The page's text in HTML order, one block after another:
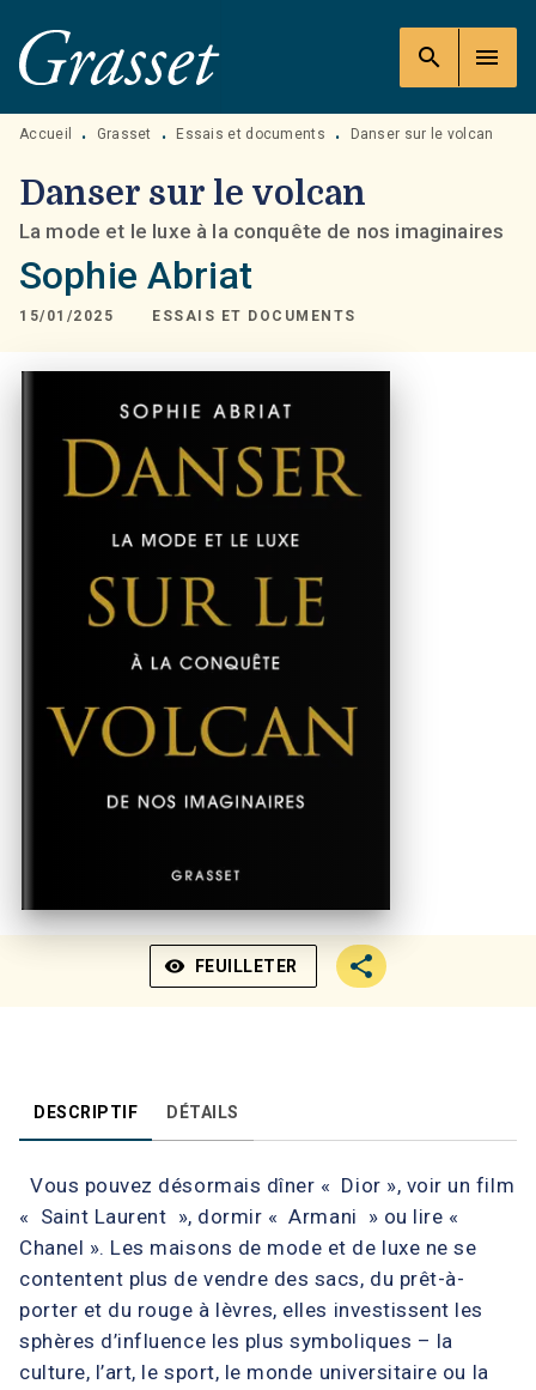
MENU RECHERCHE
PIED DE PAGE
search menu
Accueil • Grasset • Essais et documents • Danser sur le volcan
Danser sur le volcan
La mode et le luxe à la conquête de nos imaginaires
Sophie Abriat
15/01/2025 ESSAIS ET DOCUMENTS
visibility FEUILLETER
DESCRIPTIF DÉTAILS
Vous pouvez désormais dîner « Dior », voir un film
« Saint Laurent », dormir « Armani » ou lire «
Chanel ». Les maisons de mode et de luxe ne se
contentent plus de vendre des sacs, du prêt-à-
porter et du rouge à lèvres, elles investissent les
sphères d’influence les plus symboliques – la
culture, l’art, le sport, le monde universitaire ou la